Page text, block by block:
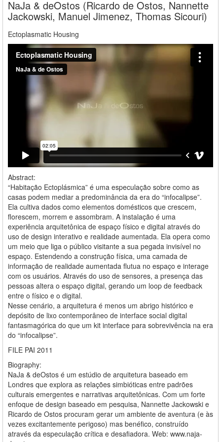
NaJa & deOstos (Ricardo de Ostos, Nannette
Jackowski, Manuel Jimenez, Thomas Sicouri)
Ectoplasmatic Housing
Abstract:
“Habitação Ectoplásmica” é uma especulação sobre como as
casas podem mediar a predominância da era do “infocalipse”.
Ela cultiva dados como elementos domésticos que crescem,
florescem, morrem e assombram. A instalação é uma
experiência arquitetônica de espaço físico e digital através do
uso de design interativo e realidade aumentada. Ela opera como
um meio que liga o público visitante a sua pegada invisível no
espaço. Estendendo a construção física, uma camada de
informação de realidade aumentada flutua no espaço e interage
com os usuários. Através do uso de sensores, a presença das
pessoas altera o espaço digital, gerando um loop de feedback
entre o físico e o digital.
Nesse cenário, a arquitetura é menos um abrigo histórico e
depósito de lixo contemporâneo de interface social digital
fantasmagórica do que um kit interface para sobrevivência na era
do “infocalipse”.
FILE PAI 2011
Biography:
NaJa & deOstos é um estúdio de arquitetura baseado em
Londres que explora as relações simbióticas entre padrões
culturais emergentes e narrativas arquitetônicas. Com um forte
enfoque de design baseado em pesquisa, Nannette Jackowski e
Ricardo de Ostos procuram gerar um ambiente de aventura (e às
vezes excitantemente perigoso) mas benéfico, construído
através da especulação crítica e desafiadora. Web: www.naja-